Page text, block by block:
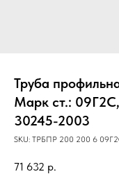
Труба
Марк ст.:
30245-2003
SKU: ТРБПР 200 200 6
71 632 р.